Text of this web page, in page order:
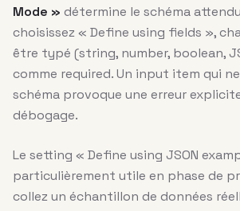
Mode » détermine le schéma
choisissez « Define using fields »,
être typé (string, number, boolean,
comme required. Un input item qui
schéma provoque une erreur
débogage.
Le setting « Define using JSON
particulièrement utile en phase de
collez un échantillon de données